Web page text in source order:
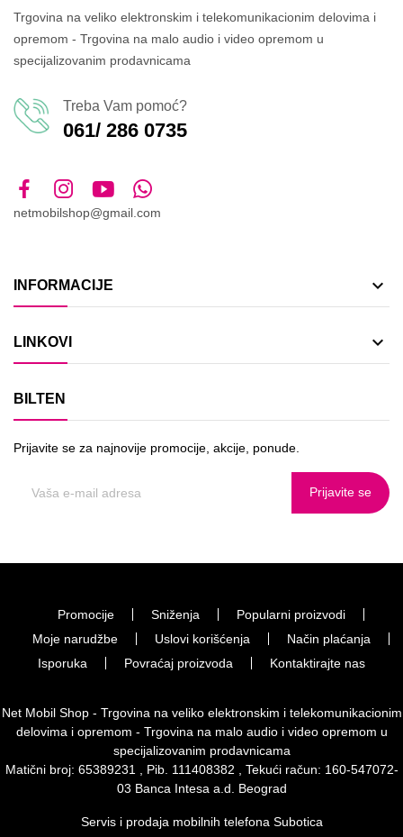
Trgovina na veliko elektronskim i telekomunikacionim delovima i
opremom - Trgovina na malo audio i video opremom u
specijalizovanim prodavnicama
Treba Vam pomoć?
061/ 286 0735
netmobilshop@gmail.com
INFORMACIJE 
LINKOVI 
BILTEN
Prijavite se za najnovije promocije, akcije, ponude.
Prijavite se
Promocije Sniženja
Popularni proizvodi
Moje narudžbe
Uslovi korišćenja
Način plaćanja
Isporuka
Povraćaj proizvoda Kontaktirajte nas
Net Mobil Shop - Trgovina na veliko elektronskim i telekomunikacionim
delovima i opremom - Trgovina na malo audio i video opremom u
specijalizovanim prodavnicama
Matični broj: 65389231 , Pib. 111408382 , Tekući račun: 160-547072-
03 Banca Intesa a.d. Beograd
Servis i prodaja mobilnih telefona Subotica